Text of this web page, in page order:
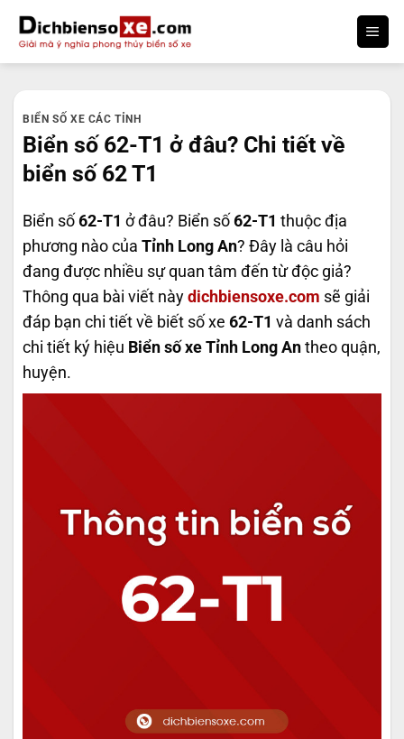
qua
nội
BIỂN SỐ XE CÁC TỈNH
Biển số 62-T1 ở đâu? Chi tiết về
biển số 62 T1
Biển số 62-T1 ở đâu? Biển số 62-T1 thuộc địa
phương nào của Tỉnh Long An? Đây là câu hỏi
đang được nhiều sự quan tâm đến từ độc giả?
Thông qua bài viết này dichbiensoxe.com sẽ giải
đáp bạn chi tiết về biết số xe 62-T1 và danh sách
chi tiết ký hiệu Biển số xe Tỉnh Long An theo quận,
huyện.